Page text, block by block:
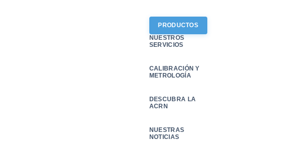
PRODUCTOS
NUESTROS
SERVICIOS
CALIBRACIÓN Y
METROLOGÍA
DESCUBRA LA
ACRN
NUESTRAS
NOTICIAS